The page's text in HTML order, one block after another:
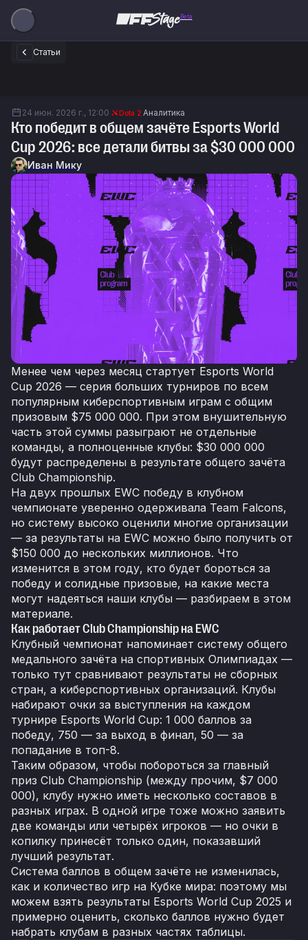
Beta
Статьи
24 июн. 2026 г., 12:00 Dota 2 Аналитика
Кто победит в общем зачёте Esports World
Cup 2026: все детали битвы за $30 000 000
Иван Мику
Менее чем через месяц стартует Esports World
Cup 2026 — серия больших турниров по всем
популярным киберспортивным играм с общим
призовым $75 000 000. При этом внушительную
часть этой суммы разыграют не отдельные
команды, а полноценные клубы: $30 000 000
будут распределены в результате общего зачёта
Club Championship.
На двух прошлых EWC победу в клубном
чемпионате уверенно одерживала Team Falcons,
но систему высоко оценили многие организации
— за результаты на EWC можно было получить от
$150 000 до нескольких миллионов. Что
изменится в этом году, кто будет бороться за
победу и солидные призовые, на какие места
могут надеяться наши клубы — разбираем в этом
материале.
Как работает Club Championship на EWC
Клубный чемпионат напоминает систему общего
медального зачёта на спортивных Олимпиадах —
только тут сравнивают результаты не сборных
стран, а киберспортивных организаций. Клубы
набирают очки за выступления на каждом
турнире Esports World Cup: 1 000 баллов за
победу, 750 — за выход в финал, 50 — за
попадание в топ-8.
Таким образом, чтобы побороться за главный
приз Club Championship (между прочим, $7 000
000), клубу нужно иметь несколько составов в
разных играх. В одной игре тоже можно заявить
две команды или четырёх игроков — но очки в
копилку принесёт только один, показавший
лучший результат.
Система баллов в общем зачёте не изменилась,
как и количество игр на Кубке мира: поэтому мы
можем взять результаты Esports World Cup 2025 и
примерно оценить, сколько баллов нужно будет
набрать клубам в разных частях таблицы.